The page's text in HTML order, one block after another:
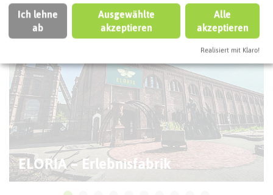
BOTTROP
ELORIA – Erlebnisfabrik
Ich lehne
ab
Ausgewählte
akzeptieren
Alle
akzeptieren
Realisiert mit Klaro!